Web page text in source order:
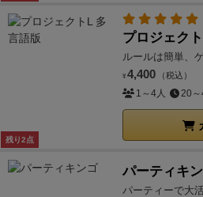
残り2点
プロジェク
ルールは簡単、
¥ 4,400 （税込）
1～4人 20～
パーティキン
パーティーで大